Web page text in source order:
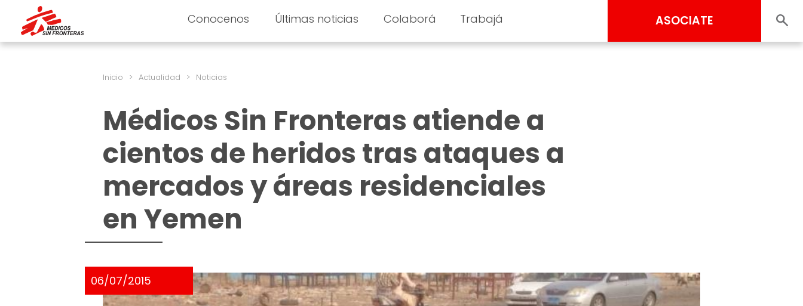
Conocenos Últimas noticias Colaborá Trabajá ASOCIATE
Inicio > Actualidad > Noticias
Médicos Sin Fronteras atiende a
cientos de heridos tras ataques a
mercados y áreas residenciales
en Yemen
06/07/2015